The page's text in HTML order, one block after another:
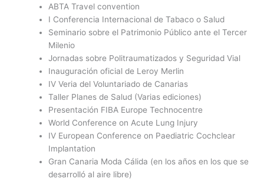
ABTA Travel convention
I Conferencia Internacional de Tabaco o Salud
Seminario sobre el Patrimonio Público ante el Tercer
Milenio
Jornadas sobre Politraumatizados y Seguridad Vial
Inauguración oficial de Leroy Merlin
IV Veria del Voluntariado de Canarias
Taller Planes de Salud (Varias ediciones)
Presentación FIBA Europe Technocentre
World Conference on Acute Lung Injury
IV European Conference on Paediatric Cochclear
Implantation
Gran Canaria Moda Cálida (en los años en los que se
desarrolló al aire libre)